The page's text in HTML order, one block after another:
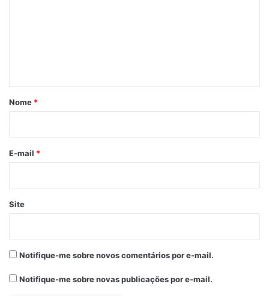
r
*
Nome *
E-mail *
Site
Notifique-me sobre novos comentários por e-mail.
Notifique-me sobre novas publicações por e-mail.